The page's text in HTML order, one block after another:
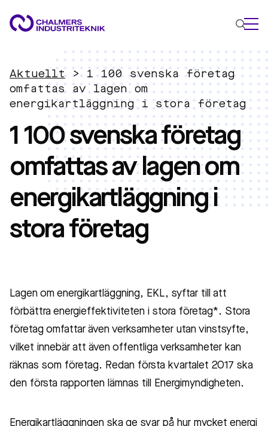
VAD VI GÖR
VÅRA EXPERTOMRÅDEN
Cirkulär ekonomi
Energi
Innovationsledning
Material
Tillämpad AI
AKTUELLT
OM OSS
KONTAKTA OSS
Aktuellt> 1 100 svenska företag
omfattas av lagen om
energikartläggning i stora företag
1 100 svenska företag
omfattas av lagen om
energikartläggning i
stora företag
Lagen om energikartläggning, EKL, syftar till att
förbättra energieffektiviteten i stora företag*. Stora
företag omfattar även verksamheter utan vinstsyfte,
vilket innebär att även offentliga verksamheter kan
räknas som företag. Redan första kvartalet 2017 ska
den första rapporten lämnas till Energimyndigheten.
Energikartläggningen ska ge svar på hur mycket energi